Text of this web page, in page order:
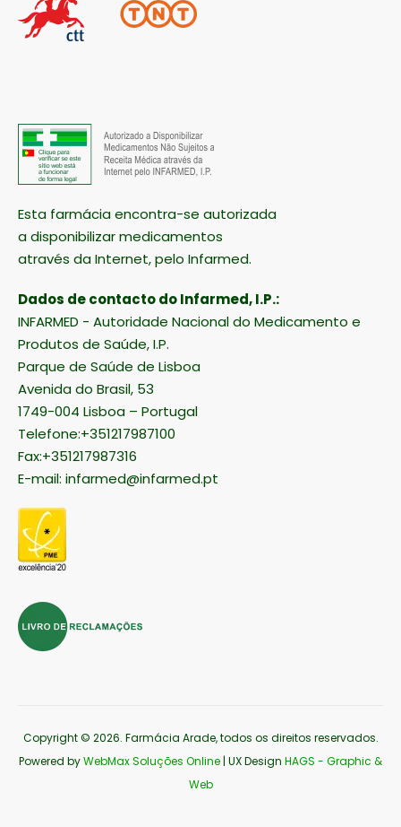
Esta farmácia encontra-se autorizada
a disponibilizar medicamentos
através da Internet, pelo Infarmed.
Dados de contacto do Infarmed, I.P.:
INFARMED - Autoridade Nacional do Medicamento e
Produtos de Saúde, I.P.
Parque de Saúde de Lisboa
Avenida do Brasil, 53
1749-004 Lisboa – Portugal
Telefone:+351217987100
Fax:+351217987316
E-mail: infarmed@infarmed.pt
Copyright © 2026. Farmácia Arade, todos os direitos reservados.
Powered byWebMax Soluções Online | UX Design HAGS - Graphic &
Web